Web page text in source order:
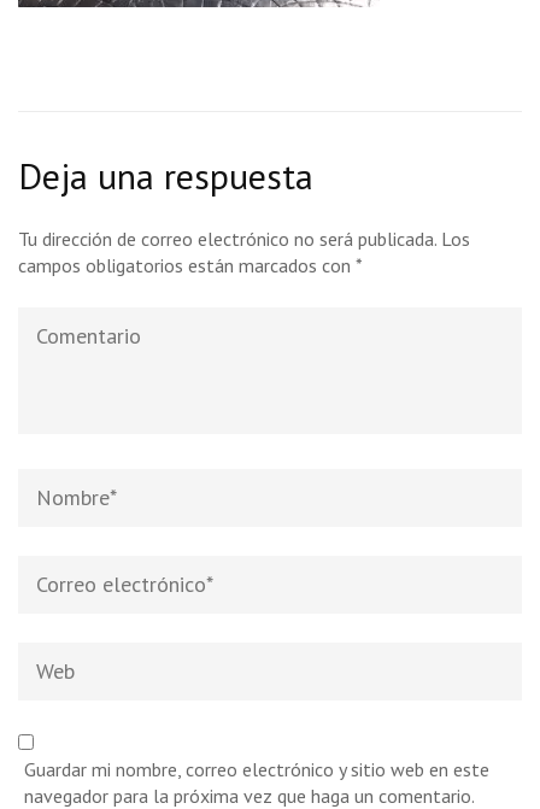
Deja una respuesta
Tu dirección de correo electrónico no será publicada. Los
campos obligatorios están marcados con *
electrónico*
Guardar mi nombre, correo electrónico y sitio web en este
navegador para la próxima vez que haga un comentario.